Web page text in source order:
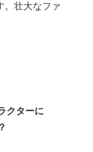
。壮大なファ
クターに